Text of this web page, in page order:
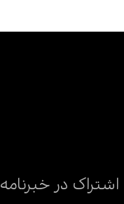
در خبرنامه